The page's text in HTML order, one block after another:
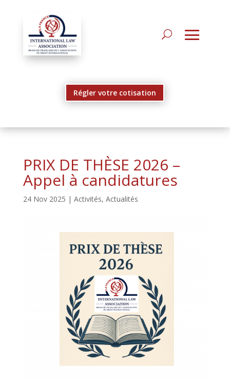
Régler votre cotisation
PRIX DE THÈSE 2026 –
Appel à candidatures
24 Nov 2025 | Activités, Actualités